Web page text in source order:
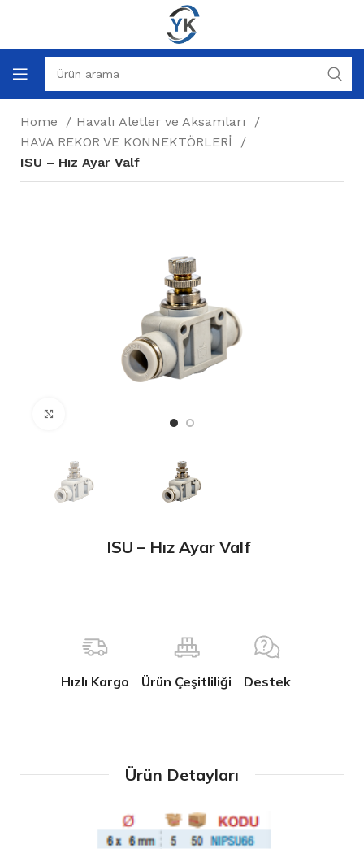
Home
Havalı Aletler ve Aksamları
HAVA REKOR VE KONNEKTÖRLERİ
ISU – Hız Ayar Valf
ISU – Hız Ayar Valf
Hızlı Kargo Ürün Çeşitliliği Destek
Ürün Detayları